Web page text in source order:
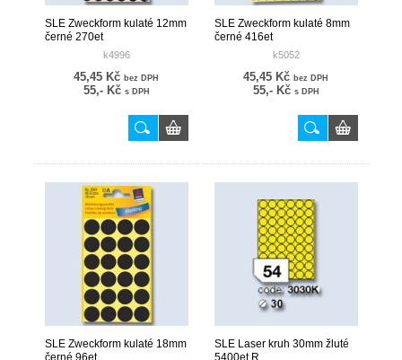
SLE Zweckform kulaté 12mm
černé 270et
k4996
45,45 Kč bez DPH
55,- Kč s DPH
SLE Zweckform kulaté 8mm
černé 416et
k5052
45,45 Kč bez DPH
55,- Kč s DPH
SLE Zweckform kulaté 18mm
černé 96et
SLE Laser kruh 30mm žluté
5400et R